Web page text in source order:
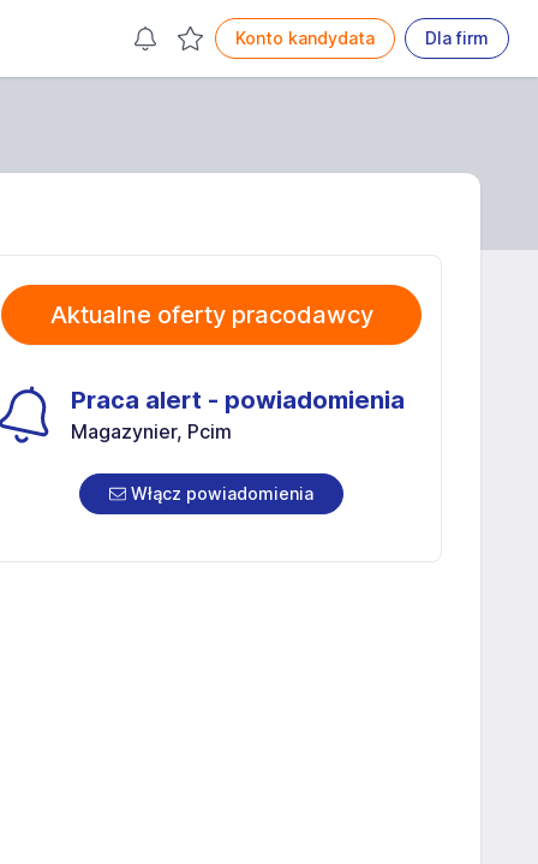
Konto kandydata Dla firm
Aktualne oferty pracodawcy
Praca alert - powiadomienia
Magazynier, Pcim
Włącz powiadomienia